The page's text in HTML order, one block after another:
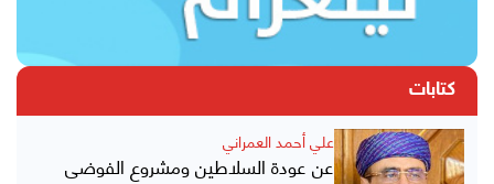
كتابات
علي أحمد العمراني
عن عودة السلاطين ومشروع الفوضى